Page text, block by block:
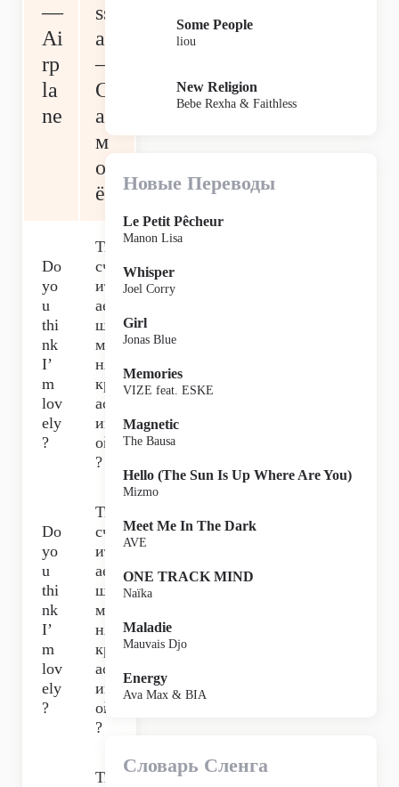
—
Ai
rp
la
ne
ss
a
—
С
а
м
ол
ёт
Do
yo
u
thi
nk
I’
m
lov
ely
?
Ты
сч
ит
ае
шь
ме
ня
кр
ас
ив
ой
?
Do
yo
u
thi
nk
I’
m
lov
ely
?
Ты
сч
ит
ае
шь
ме
ня
кр
ас
ив
ой
?
Ты
Some People
liou
New Religion
Bebe Rexha & Faithless
Новые Переводы
Le Petit Pêcheur
Manon Lisa
Whisper
Joel Corry
Girl
Jonas Blue
Memories
VIZE feat. ESKE
Magnetic
The Bausa
Hello (The Sun Is Up Where Are You)
Mizmo
Meet Me In The Dark
AVE
ONE TRACK MIND
Naïka
Maladie
Mauvais Djo
Energy
Ava Max & BIA
Словарь Сленга